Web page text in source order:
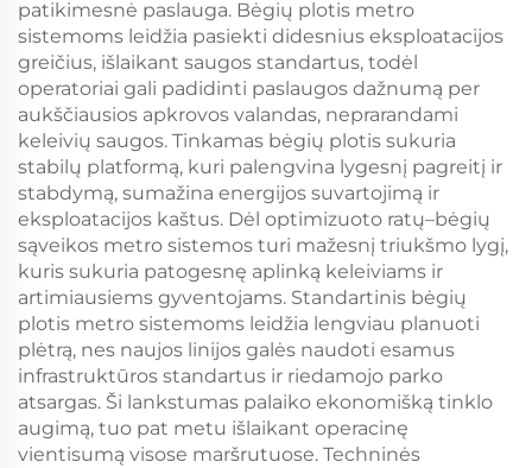
patikimesnė paslauga. Bėgių plotis metro
sistemoms leidžia pasiekti didesnius eksploatacijos
greičius, išlaikant saugos standartus, todėl
operatoriai gali padidinti paslaugos dažnumą per
aukščiausios apkrovos valandas, neprarandami
keleivių saugos. Tinkamas bėgių plotis sukuria
stabilų platformą, kuri palengvina lygesnį pagreitį ir
stabdymą, sumažina energijos suvartojimą ir
eksploatacijos kaštus. Dėl optimizuoto ratų–bėgių
sąveikos metro sistemos turi mažesnį triukšmo lygį,
kuris sukuria patogesnę aplinką keleiviams ir
artimiausiems gyventojams. Standartinis bėgių
plotis metro sistemoms leidžia lengviau planuoti
plėtrą, nes naujos linijos galės naudoti esamus
infrastruktūros standartus ir riedamojo parko
atsargas. Ši lankstumas palaiko ekonomišką tinklo
augimą, tuo pat metu išlaikant operacinę
vientisumą visose maršrutuose. Techninės